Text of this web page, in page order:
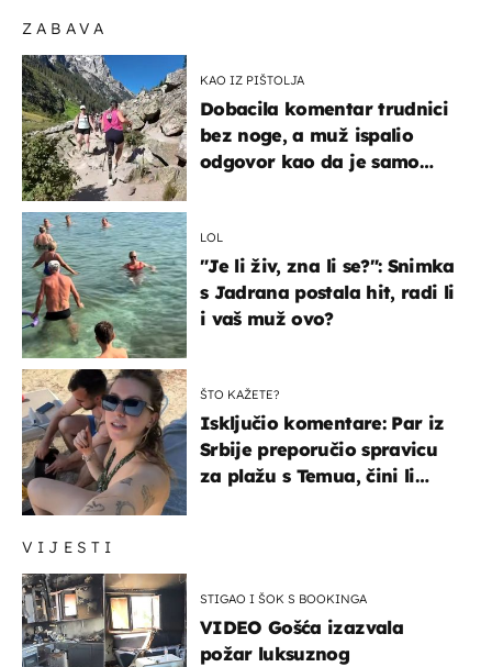
VIJESTI
STIGAO I ŠOK S BOOKINGA
VIDEO Gošća izazvala
požar luksuznog
ZABAVA
KAO IZ PIŠTOLJA
Dobacila komentar trudnici
bez noge, a muž ispalio
odgovor kao da je samo
LOL
"Je li živ, zna li se?": Snimka
s Jadrana postala hit, radi li
i vaš muž ovo?
ŠTO KAŽETE?
Isključio komentare: Par iz
Srbije preporučio spravicu
za plažu s Temua, čini li